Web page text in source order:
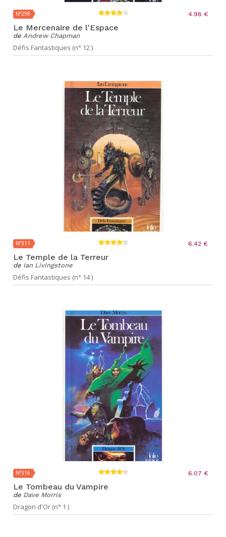
N°298 4.98 €
Le Mercenaire de l'Espace
de Andrew Chapman
Défis Fantastiques (n° 12 )
N°311 6.42 €
Le Temple de la Terreur
de Ian Livingstone
Défis Fantastiques (n° 14 )
N°316 6.07 €
Le Tombeau du Vampire
de Dave Morris
Dragon d'Or (n° 1 )